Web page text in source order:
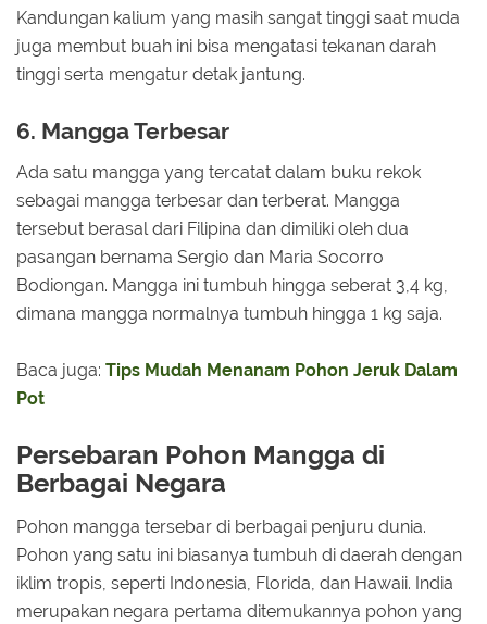
Kandungan kalium yang masih sangat tinggi saat muda
juga membut buah ini bisa mengatasi tekanan darah
tinggi serta mengatur detak jantung.
6. Mangga Terbesar
Ada satu mangga yang tercatat dalam buku rekok
sebagai mangga terbesar dan terberat. Mangga
tersebut berasal dari Filipina dan dimiliki oleh dua
pasangan bernama Sergio dan Maria Socorro
Bodiongan. Mangga ini tumbuh hingga seberat 3,4 kg,
dimana mangga normalnya tumbuh hingga 1 kg saja.
Baca juga: Tips Mudah Menanam Pohon Jeruk Dalam
Pot
Persebaran Pohon Mangga di
Berbagai Negara
Pohon mangga tersebar di berbagai penjuru dunia.
Pohon yang satu ini biasanya tumbuh di daerah dengan
iklim tropis, seperti Indonesia, Florida, dan Hawaii. India
merupakan negara pertama ditemukannya pohon yang